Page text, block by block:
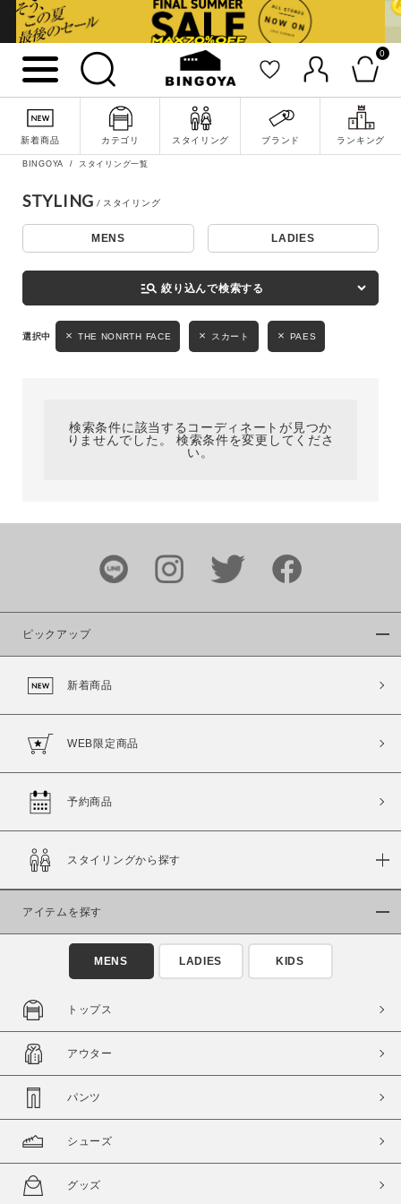
0
新着商品 カテゴリ スタイリング ブランド ランキング
詳細検索
カラー
価格
～
商品タイプ
通常商品 予約商品
在庫
在庫あり 在庫なし含む
BINGOYA スタイリング一覧
STYLING
MENS LADIES
manage_search 絞り込んで検索する
THE NONRTH FACE スカート PAES
検索条件に該当するコーディネートが見つか
りませんでした。 検索条件を変更してくださ
い。
ピックアップ
新着商品
WEB限定商品
予約商品
スタイリングから探す
アイテムを探す
MENS LADIES KIDS
トップス
アウター
パンツ
シューズ
グッズ